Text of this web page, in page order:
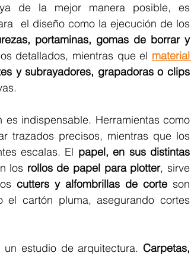
de la mejor manera posible, es
el diseño como la ejecución de los
portaminas, gomas de borrar y
detallados, mientras que el material
indispensable. Herramientas como
escalas. El papel, en sus distintas
los rollos de papel para plotter, sirve
cutters y alfombrillas de corte son
el cartón pluma, asegurando cortes
estudio de arquitectura. Carpetas,